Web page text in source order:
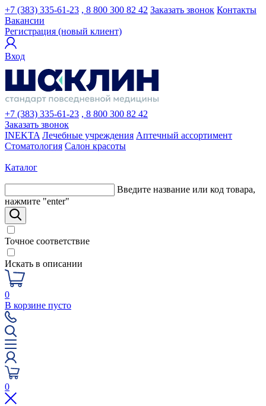
+7 (383) 335-61-23 , 8 800 300 82 42 Заказать звонок Контакты
Вакансии
Регистрация (новый клиент)
Вход
+7 (383) 335-61-23 , 8 800 300 82 42
Заказать звонок
INEKTA Лечебные учреждения Аптечный ассортимент
Стоматология Салон красоты
Каталог
Введите название или код товара,
нажмите "enter"
Точное соответствие
Искать в описании
0
В корзине пусто
0